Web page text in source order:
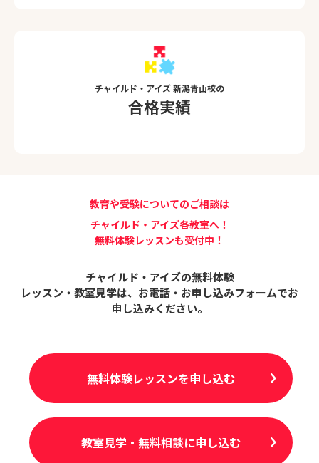
チャイルド・アイズ 新潟青山校の
合格実績
教育や受験についてのご相談は
チャイルド・アイズ各教室へ！
無料体験レッスンも受付中！
チャイルド・アイズの無料体験
レッスン・教室見学は、 お電話・お申し込みフォームでお
申し込みください。
無料体験レッスンを申し込む
教室見学・無料相談に申し込む